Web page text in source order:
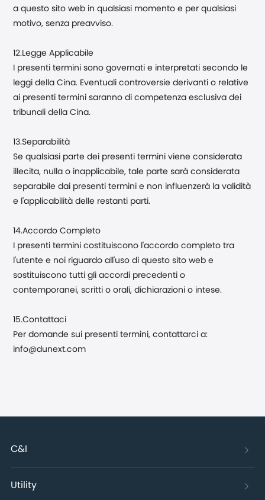
a questo sito web in qualsiasi momento e per qualsiasi
motivo, senza preavviso.
12.Legge Applicabile
I presenti termini sono governati e interpretati secondo le
leggi della Cina. Eventuali controversie derivanti o relative
ai presenti termini saranno di competenza esclusiva dei
tribunali della Cina.
13.Separabilità
Se qualsiasi parte dei presenti termini viene considerata
illecita, nulla o inapplicabile, tale parte sarà considerata
separabile dai presenti termini e non influenzerà la validità
e l'applicabilità delle restanti parti.
14.Accordo Completo
I presenti termini costituiscono l'accordo completo tra
l'utente e noi riguardo all'uso di questo sito web e
sostituiscono tutti gli accordi precedenti o
contemporanei, scritti o orali, dichiarazioni o intese.
15.Contattaci
Per domande sui presenti termini, contattarci a:
info@dunext.com
C&I
Utility